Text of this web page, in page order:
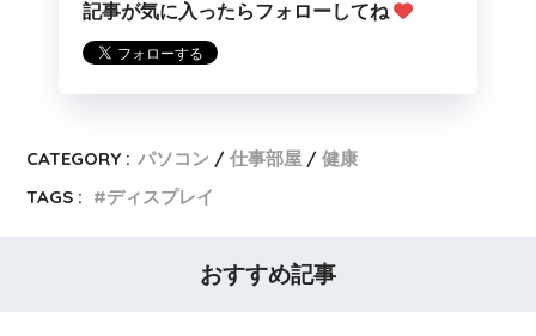
記事が気に入ったらフォローしてね
CATEGORY : パソコン 仕事部屋
健康
TAGS :
ディスプレイ
おすすめ記事